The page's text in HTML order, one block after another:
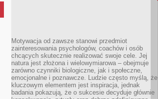
Motywacja od zawsze stanowi przedmiot
zainteresowania psychologów, coachów i osób
chcących skutecznie realizować swoje cele. Jej
natura jest złożona i wielowymiarowa – obejmuje
zarówno czynniki biologiczne, jak i społeczne,
emocjonalne i poznawcze. Ludzie często myślą, że
kluczowym elementem jest inspiracja, jednak
badania pokazują, że o sukcesie decyduje głównie